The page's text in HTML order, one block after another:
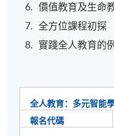
價值教育及生命
全方位課程初探
實踐全人教育的
全人教育：多元智能
報名代碼